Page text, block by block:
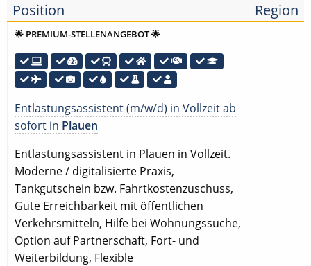
Position Region
🌟 PREMIUM-STELLENANGEBOT 🌟
Entlastungsassistent (m/w/d) in Vollzeit ab
sofort in Plauen
Entlastungsassistent in Plauen in Vollzeit.
Moderne / digitalisierte Praxis,
Tankgutschein bzw. Fahrtkostenzuschuss,
Gute Erreichbarkeit mit öffentlichen
Verkehrsmitteln, Hilfe bei Wohnungssuche,
Option auf Partnerschaft, Fort- und
Weiterbildung, Flexible